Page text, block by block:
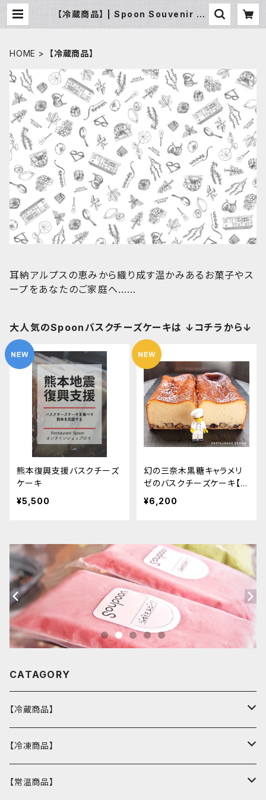
【冷蔵商品】 | Spoon Souvenir /ス
HOME 【冷蔵商品】
耳納アルプスの恵みから織り成す温かみあるお菓子やス
ープをあなたのご家庭へ……
大人気のSpoonバスクチーズケーキは ↓コチラから↓
熊本復興支援バスクチーズ
ケーキ
¥5,500
幻の三奈木黒糖キャラメリ
ゼのバスクチーズケーキ【2
本入りギフト包装】
¥6,200
CATAGORY
【冷蔵商品】
バスクチーズケーキ
ウィークエンドシトロン
【冷凍商品】
カヌレ
【常温商品】